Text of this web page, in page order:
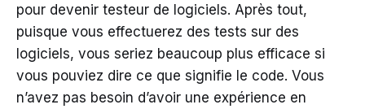
pour devenir testeur de logiciels. Après tout,
puisque vous effectuerez des tests sur des
logiciels, vous seriez beaucoup plus efficace si
vous pouviez dire ce que signifie le code. Vous
n’avez pas besoin d’avoir une expérience en